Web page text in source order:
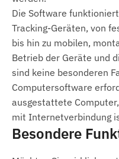
und den
gewährleisten die
Übertragung an das
das Zentralsystem.
die Netze der
eingesetzten
Betriebsregion
4G LTE:Europa,
Die Software
Tracking-Geräten, von
bis hin zu mobilen,
Betrieb der Geräte und
sind keine besonderen
Computersoftware
ausgestattete
mit Internetverbindung
Besondere